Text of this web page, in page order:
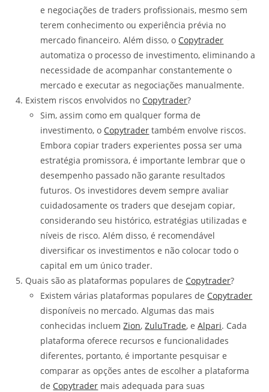
e negociações de traders profissionais, mesmo sem
terem conhecimento ou experiência prévia no
mercado financeiro. Além disso, o Copytrader
automatiza o processo de investimento, eliminando a
necessidade de acompanhar constantemente o
mercado e executar as negociações manualmente.
Existem riscos envolvidos no Copytrader?
Sim, assim como em qualquer forma de
investimento, o Copytrader também envolve riscos.
Embora copiar traders experientes possa ser uma
estratégia promissora, é importante lembrar que o
desempenho passado não garante resultados
futuros. Os investidores devem sempre avaliar
cuidadosamente os traders que desejam copiar,
considerando seu histórico, estratégias utilizadas e
níveis de risco. Além disso, é recomendável
diversificar os investimentos e não colocar todo o
capital em um único trader.
Quais são as plataformas populares de Copytrader?
Existem várias plataformas populares de Copytrader
disponíveis no mercado. Algumas das mais
conhecidas incluemZion,ZuluTrade, eAlpari. Cada
plataforma oferece recursos e funcionalidades
diferentes, portanto, é importante pesquisar e
comparar as opções antes de escolher a plataforma
de Copytrader mais adequada para suas